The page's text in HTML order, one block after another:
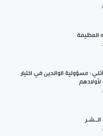
العظيمة
: مسؤولية الوالدين في اختيار